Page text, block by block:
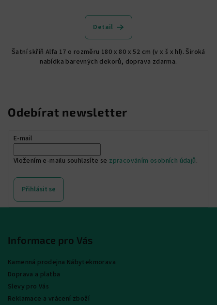
hodnocení
produktu
z
5
Detail
Šatní skříň Alfa 17 o rozměru 180 x 80 x 52 cm (v x š x hl). Široká
nabídka barevných dekorů, doprava zdarma.
Odebírat newsletter
E-mail
Vložením e-mailu souhlasíte se zpracováním osobních údajů.
Přihlásit se
Informace pro Vás
Kamenná prodejna Nábytekmorava
Doprava a platba
Slevy pro Vás
Reklamace a vrácení zboží